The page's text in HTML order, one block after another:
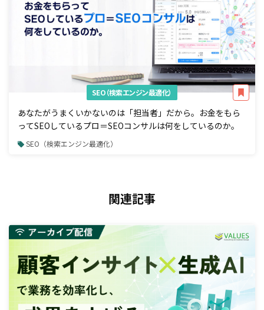
SEO（検索エンジン最適化）
あなたがうまくいかないのは「担当者」だから。お金をもら
ってSEOしているプロ＝SEOコンサルは何をしているのか。
SEO（検索エンジン最適化）
関連記事